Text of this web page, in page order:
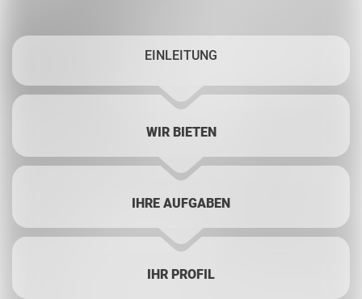
EINLEITUNG
WIR BIETEN
IHRE AUFGABEN
IHR PROFIL